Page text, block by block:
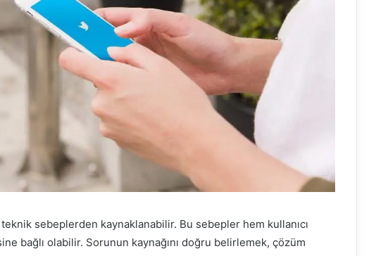
sebeplerden kaynaklanabilir. Bu sebepler hem kullanıcı
bağlı olabilir. Sorunun kaynağını doğru belirlemek, çözüm